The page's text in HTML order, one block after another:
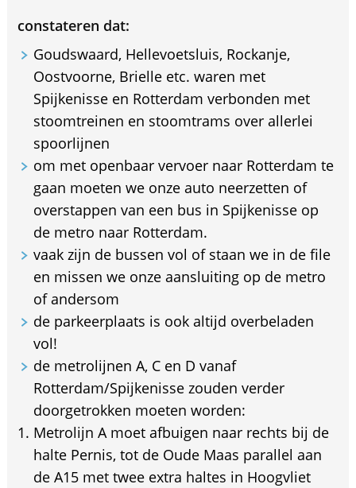
constateren dat:
Goudswaard, Hellevoetsluis, Rockanje,
Oostvoorne, Brielle etc. waren met
Spijkenisse en Rotterdam verbonden met
stoomtreinen en stoomtrams over allerlei
spoorlijnen
om met openbaar vervoer naar Rotterdam te
gaan moeten we onze auto neerzetten of
overstappen van een bus in Spijkenisse op
de metro naar Rotterdam.
vaak zijn de bussen vol of staan we in de file
en missen we onze aansluiting op de metro
of andersom
de parkeerplaats is ook altijd overbeladen
vol!
de metrolijnen A, C en D vanaf
Rotterdam/Spijkenisse zouden verder
doorgetrokken moeten worden:
Metrolijn A moet afbuigen naar rechts bij de
halte Pernis, tot de Oude Maas parallel aan
de A15 met twee extra haltes in Hoogvliet